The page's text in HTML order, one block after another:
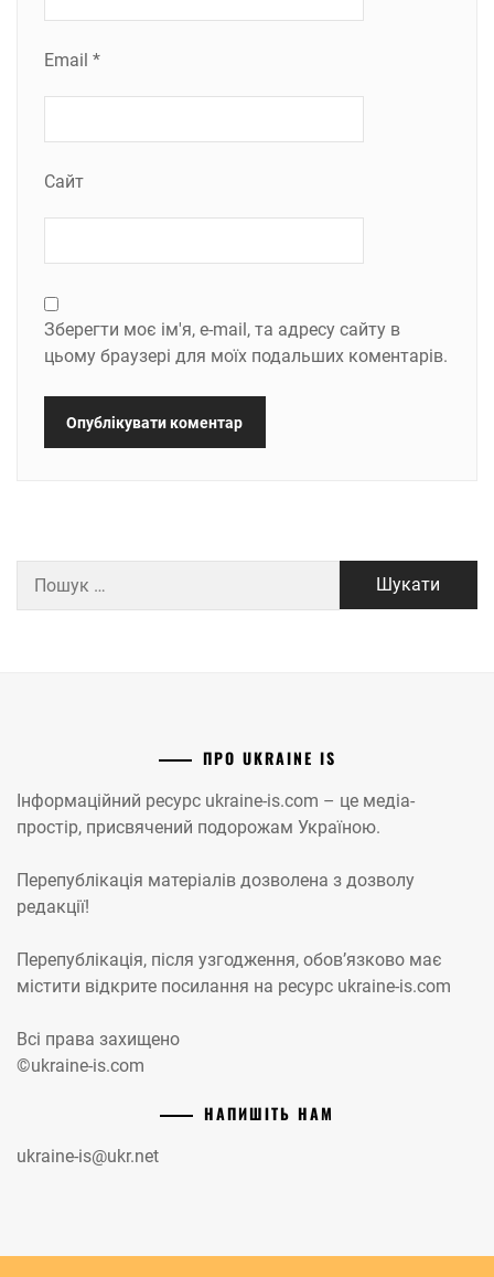
Email *
Сайт
Зберегти моє ім'я, e-mail, та адресу сайту в
цьому браузері для моїх подальших коментарів.
ПРО UKRAINE IS
Інформаційний ресурс ukraine-is.com – це медіа-
простір, присвячений подорожам Україною.
Перепублікація матеріалів дозволена з дозволу
редакції!
Перепублікація, після узгодження, обов’язково має
містити відкрите посилання на ресурс ukraine-is.com
Всі права захищено
©ukraine-is.com
НАПИШІТЬ НАМ
ukraine-is@ukr.net